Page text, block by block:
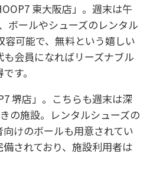
東大阪店」。週末は午
ボールやシューズのレンタル
容可能で、無料という嬉しい
会員になればリーズナブル
す。
堺店」。こちらも週末は深
の施設。レンタルシューズの
けのボールも用意されてい
されており、施設利用者は